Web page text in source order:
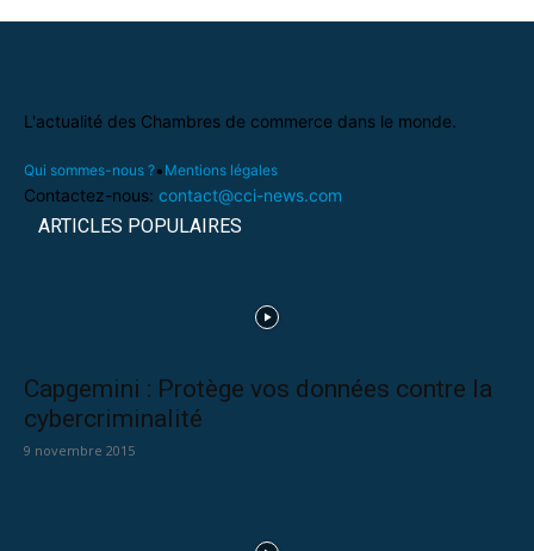
L'actualité des Chambres de commerce dans le monde.
Qui sommes-nous ?• Mentions légales
Contactez-nous: contact@cci-news.com
ARTICLES POPULAIRES
Capgemini : Protège vos données contre la
cybercriminalité
9 novembre 2015